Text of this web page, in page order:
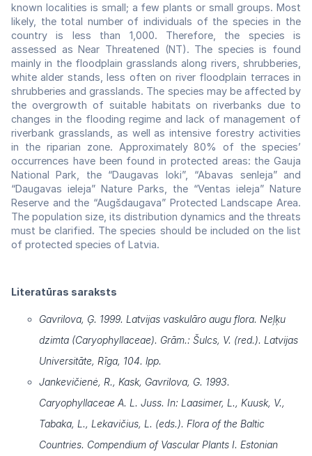
known localities is small; a few plants or small groups. Most
likely, the total number of individuals of the species in the
country is less than 1,000. Therefore, the species is
assessed as Near Threatened (NT). The species is found
mainly in the floodplain grasslands along rivers, shrubberies,
white alder stands, less often on river floodplain terraces in
shrubberies and grasslands. The species may be affected by
the overgrowth of suitable habitats on riverbanks due to
changes in the flooding regime and lack of management of
riverbank grasslands, as well as intensive forestry activities
in the riparian zone. Approximately 80% of the species’
occurrences have been found in protected areas: the Gauja
National Park, the “Daugavas loki”, “Abavas senleja” and
“Daugavas ieleja” Nature Parks, the “Ventas ieleja” Nature
Reserve and the “Augšdaugava” Protected Landscape Area.
The population size, its distribution dynamics and the threats
must be clarified. The species should be included on the list
of protected species of Latvia.
Literatūras saraksts
Gavrilova, Ģ. 1999. Latvijas vaskulāro augu flora. Neļķu
dzimta (Caryophyllaceae). Grām.: Šulcs, V. (red.). Latvijas
Universitāte, Rīga, 104. lpp.
Jankevičienė, R., Kask, Gavrilova, G. 1993.
Caryophyllaceae A. L. Juss. In: Laasimer, L., Kuusk, V.,
Tabaka, L., Lekavičius, L. (eds.). Flora of the Baltic
Countries. Compendium of Vascular Plants I. Estonian